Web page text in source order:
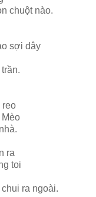
chuột nào.
sợi dây
reo
ra
toi
ra ngoài.